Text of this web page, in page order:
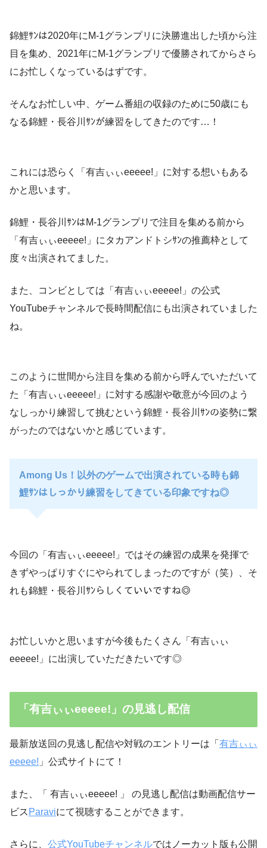
錦鯉ｻﾝは2020年にM-1グランプリに決勝進出した頃から注
目を集め、2021年にM-1グランプリで優勝されてからさら
にお忙しくなっているはずです。
そんなお忙しい中、ゲーム番組の収録のために50歳にも
なる錦鯉・長谷川ｻﾝが練習をしてきたのです…！
これには恐らく「有吉ぃぃeeeee!」に対する想いもある
かと思います。
錦鯉・長谷川ｻﾝはM-1グランプリで注目を集める前から
「有吉ぃぃeeeee!」にタカアンドトシｻﾝの推薦枠として
度々出演されてました。
また、コンビとしては「有吉ぃぃeeeee!」の公式
YouTubeチャンネルで長時間配信にも出演されていました
ね。
このように世間から注目を集める前から呼んでいただいて
た「有吉ぃぃeeeee!」に対する感謝や敬意が今回のよう
なしっかり練習して挑むという錦鯉・長谷川ｻﾝの姿勢に繋
がったのではないかと感じています。
Among Us！以外のゲームで出演されている時も錦
鯉ｻﾝはしっかり練習をしてきている印象ですね◎
今回の「有吉ぃぃeeeee!」ではその練習の成果を発揮で
きずやっぱりすぐにやられてしまったのですが（笑）、そ
れも錦鯉・長谷川ｻﾝらしくていいですね◎
お忙しいかと思いますが今後もたくさん「有吉ぃぃ
eeeee!」に出演していただきたいです◎
「有吉ぃぃeeeee!」の見逃し配信
最新放送回の見逃し配信や対戦のエントリーは「 有吉ぃぃ
eeeee! 」公式サイトにて！
また、「 有吉ぃぃeeeee! 」 の見逃し配信は動画配信サー
ビス Paraviにて視聴することができます。
さらに、 公式YouTubeチャンネルではノーカット版も公開